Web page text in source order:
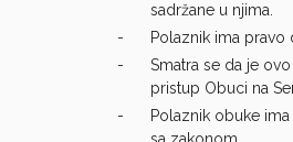
sadržane u njima.
Polaznik ima pravo
Smatra se da je
pristup Obuci na
Polaznik obuke